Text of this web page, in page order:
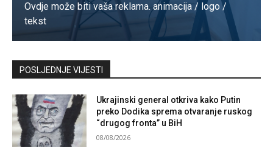
Ovdje može biti vaša reklama. animacija / logo /
tekst
Kontaktirajte nas
POSLJEDNJE VIJESTI
Ukrajinski general otkriva kako Putin
preko Dodika sprema otvaranje ruskog
“drugog fronta” u BiH
08/08/2026